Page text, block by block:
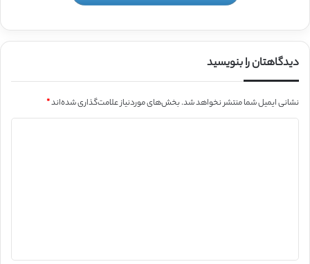
دیدگاهتان را بنویسید
نشانی ایمیل شما منتشر نخواهد شد.بخش‌های موردنیاز علامت‌گذاری شده‌اند*